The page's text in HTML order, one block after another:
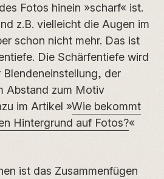
Fotos hinein »scharf« ist.
z.B. vielleicht die Augen im
schon nicht mehr. Das ist
Die Schärfentiefe wird
der
Abstand zum Motiv
im Artikel »Wie bekommt
Hintergrund auf Fotos?«
ist das Zusammenfügen